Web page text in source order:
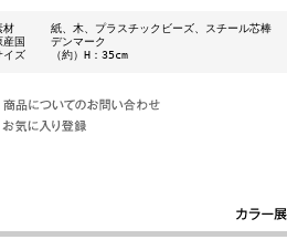
材
紙、木、プラスチックビーズ、スチール芯棒
産国
デンマーク
イズ
（約）H：35cm